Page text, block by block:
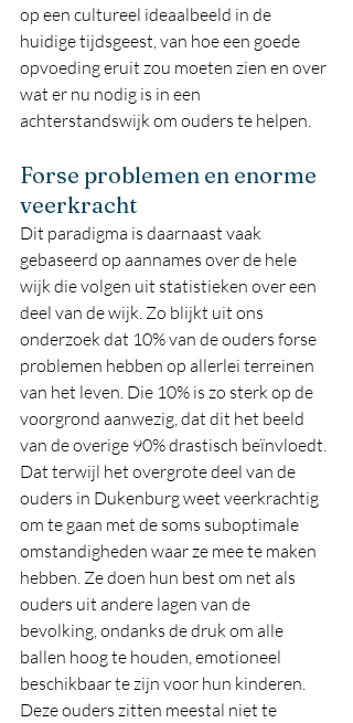
op een cultureel ideaalbeeld in de
huidige tijdsgeest, van hoe een goede
opvoeding eruit zou moeten zien en over
wat er nu nodig is in een
achterstandswijk om ouders te helpen.
Forse problemen en enorme
veerkracht
Dit paradigma is daarnaast vaak
gebaseerd op aannames over de hele
wijk die volgen uit statistieken over een
deel van de wijk. Zo blijkt uit ons
onderzoek dat 10% van de ouders forse
problemen hebben op allerlei terreinen
van het leven. Die 10% is zo sterk op de
voorgrond aanwezig, dat dit het beeld
van de overige 90% drastisch beïnvloedt.
Dat terwijl het overgrote deel van de
ouders in Dukenburg weet veerkrachtig
om te gaan met de soms suboptimale
omstandigheden waar ze mee te maken
hebben. Ze doen hun best om net als
ouders uit andere lagen van de
bevolking, ondanks de druk om alle
ballen hoog te houden, emotioneel
beschikbaar te zijn voor hun kinderen.
Deze ouders zitten meestal niet te